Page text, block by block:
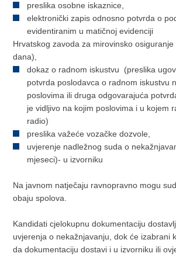
preslika osobne iskaznice,
elektronički zapis odnosno potvrda o
evidentiranim u matičnoj evidenciji
Hrvatskog zavoda za mirovinsko
dana),
dokaz o radnom iskustvu (preslika
potvrda poslodavca o radnom iskustvu
poslovima ili druga odgovarajuća
je vidljivo na kojim poslovima i u kojem
radio)
preslika važeće vozačke dozvole,
uvjerenje nadležnog suda o
mjeseci)- u izvorniku
Na javnom natječaju ravnopravno mogu
obaju spolova.
Kandidati cjelokupnu dokumentaciju
uvjerenja o nekažnjavanju, dok će izabrani
da dokumentaciju dostavi i u izvorniku ili